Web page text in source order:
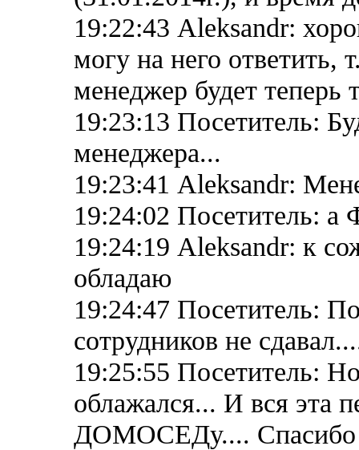
19:22:43 Aleksandr:
могу на него ответить,
менеджер будет теперь
19:23:13 Посетитель:
менеджера...
19:23:41 Aleksandr:
19:24:02 Посетитель:
19:24:19 Aleksandr: к
обладаю
19:24:47 Посетитель:
сотрудников не
19:25:55 Посетитель:
облажался... И вся эта
ДОМОСЕДу.... Спасибо